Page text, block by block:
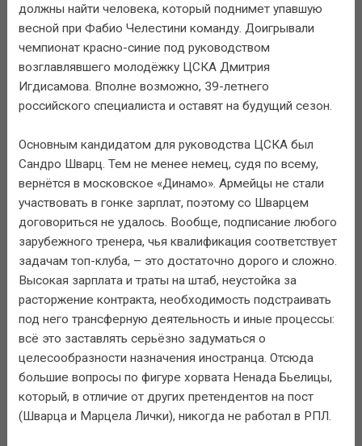
должны найти человека, который поднимет упавшую
весной при Фабио Челестини команду. Доигрывали
чемпионат красно-синие под руководством
возглавлявшего молодёжку ЦСКА Дмитрия
Игдисамова. Вполне возможно, 39-летнего
российского специалиста и оставят на будущий сезон.
Основным кандидатом для руководства ЦСКА был
Сандро Шварц. Тем не менее немец, судя по всему,
вернётся в московское «Динамо». Армейцы не стали
участвовать в гонке зарплат, поэтому со Шварцем
договориться не удалось. Вообще, подписание любого
зарубежного тренера, чья квалификация соответствует
задачам топ-клуба, – это достаточно дорого и сложно.
Высокая зарплата и траты на штаб, неустойка за
расторжение контракта, необходимость подстраивать
под него трансферную деятельность и иные процессы:
всё это заставлять серьёзно задуматься о
целесообразности назначения иностранца. Отсюда
большие вопросы по фигуре хорвата Ненада Бьелицы,
который, в отличие от других претендентов на пост
(Шварца и Марцела Лички), никогда не работал в РПЛ.